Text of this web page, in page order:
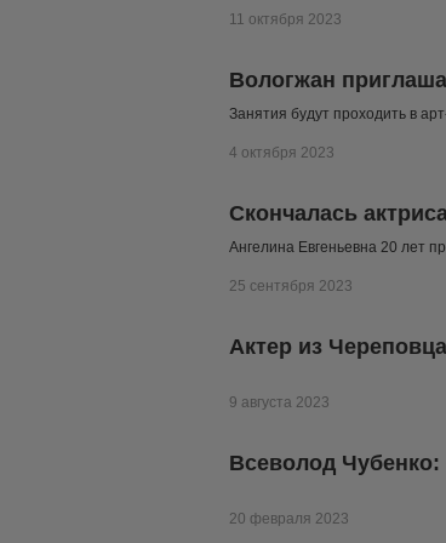
11 октября 2023
Вологжан
Занятия будут проходить в
4 октября 2023
Скончалась
Ангелина Евгеньевна 20 лет
25 сентября 2023
Актер из
9 августа 2023
Всеволод Чубенко:
20 февраля 2023